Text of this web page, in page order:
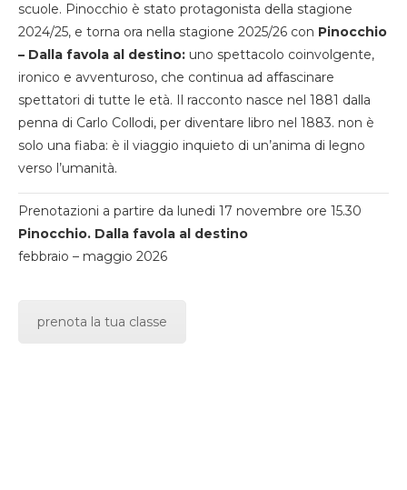
scuole. Pinocchio è stato protagonista della stagione
2024/25, e torna ora nella stagione 2025/26 con Pinocchio
– Dalla favola al destino: uno spettacolo coinvolgente,
ironico e avventuroso, che continua ad affascinare
spettatori di tutte le età. Il racconto nasce nel 1881 dalla
penna di Carlo Collodi, per diventare libro nel 1883. non è
solo una fiaba: è il viaggio inquieto di un’anima di legno
verso l’umanità.
Prenotazioni a partire da lunedi 17 novembre ore 15.30
Pinocchio. Dalla favola al destino
febbraio – maggio 2026
prenota la tua classe